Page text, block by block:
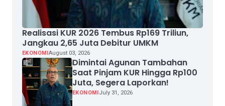
Realisasi KUR 2026 Tembus Rp169 Triliun,
Jangkau 2,65 Juta Debitur UMKM
EKONOMIAugust 03, 2026
Dimintai Agunan Tambahan
Saat Pinjam KUR Hingga Rp100
Juta, Segera Laporkan!
EKONOMIJuly 31, 2026